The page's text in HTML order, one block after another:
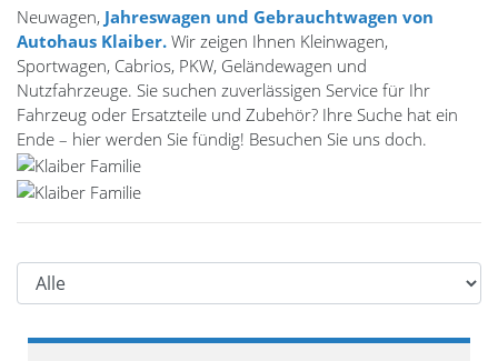
Neuwagen, Jahreswagen und Gebrauchtwagen von
Autohaus Klaiber. Wir zeigen Ihnen Kleinwagen,
Sportwagen, Cabrios, PKW, Geländewagen und
Nutzfahrzeuge. Sie suchen zuverlässigen Service für Ihr
Fahrzeug oder Ersatzteile und Zubehör? Ihre Suche hat ein
Ende – hier werden Sie fündig! Besuchen Sie uns doch.